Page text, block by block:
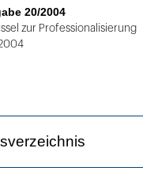
20/2004
zur Professionalisierung